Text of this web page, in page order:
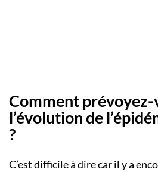
Comment prévoyez-
l’évolution de
?
C’est difficile à dire car il y a